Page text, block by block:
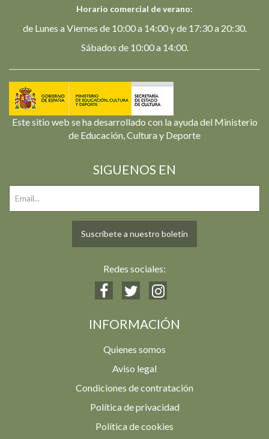
Horario comercial de verano:
de Lunes a Viernes de 10:00 a 14:00 y de 17:30 a 20:30.
Sábados de 10:00 a 14:00.
Este sitio web se ha desarrollado con la ayuda del Ministerio
de Educación, Cultura y Deporte
SIGUENOS EN
Suscríbete a nuestro boletín
Redes sociales:
INFORMACIÓN
Quienes somos
Aviso legal
Condiciones de contratación
Política de privacidad
Política de cookies